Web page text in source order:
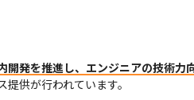
開発を推進し、エンジニアの技術力
供が行われています。